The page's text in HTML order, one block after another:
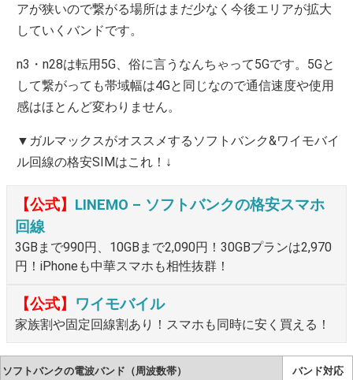
アが狭いので繋がる場所はまだ少なく今後エリアが拡大
していくバンドです。
n3・n28は転用5G、俗に言うなんちゃって5Gです。5Gと
して繋がっても帯域幅は4Gと同じなので通信速度や使用
感はほとんど変わりません。
▼ガルマックスがオススメするソフトバンク&ワイモバイ
ル回線の格安SIMはこれ！↓
【公式】 LINEMO – ソフトバンクの格安スマホ
回線
3GBまで990円、10GBまで2,090円！30GBプランは2,970
円！iPhoneも中華スマホも相性抜群！
【公式】 ワイモバイル
家族割や固定回線割あり！スマホも同時に安く買える！
ソフトバンクの電波バンド（周波数帯） バンド対応